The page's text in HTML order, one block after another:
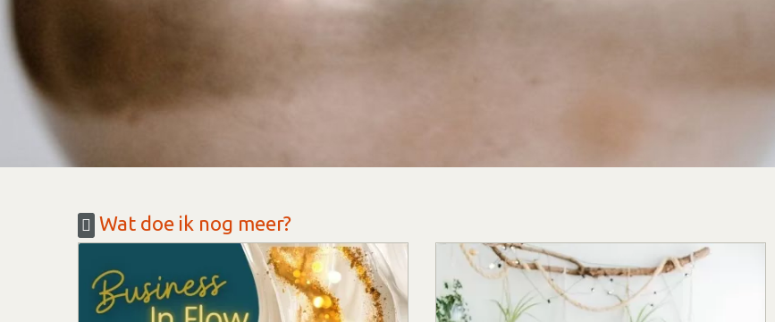
Wat doe ik nog meer?